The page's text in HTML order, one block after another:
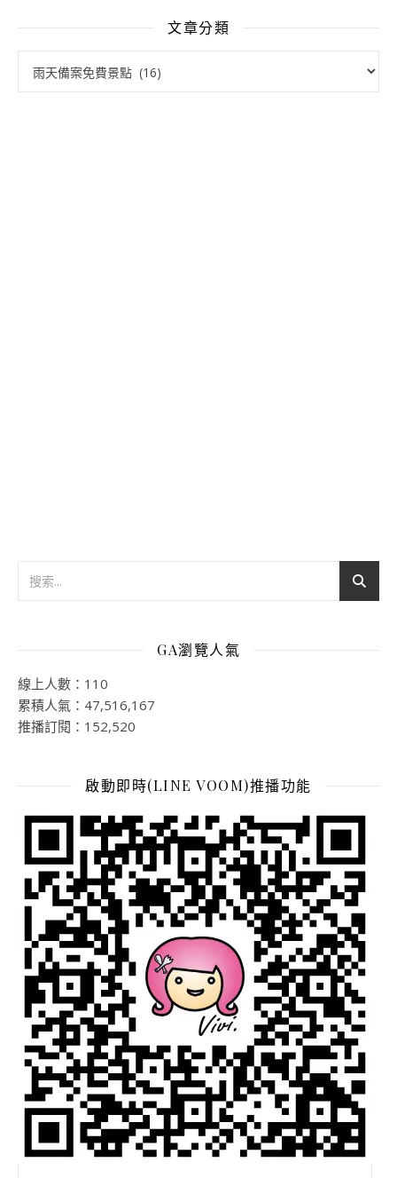
文章分類
GA瀏覽人氣
線上人數：110
累積人氣：47,516,167
推播訂閱：152,520
啟動即時(LINE VOOM)推播功能